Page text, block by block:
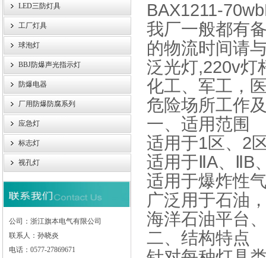
LED三防灯具
工厂灯具
球泡灯
BBJ防爆声光指示灯
防爆电器
厂用防爆防腐系列
应急灯
标志灯
视孔灯
公司：浙江旗本电气有限公司
联系人：孙晓炎
电话：0577-27869671
BAX1211-
我厂一般都有
的物流时间请
泛光灯,220v灯
化工、军工，
危险场所工作
一、 适用范围
适用于1区、2
适用于ⅡA、ⅡB
适用于爆炸性
广泛用于石油
海洋石油平台
二、 结构特点